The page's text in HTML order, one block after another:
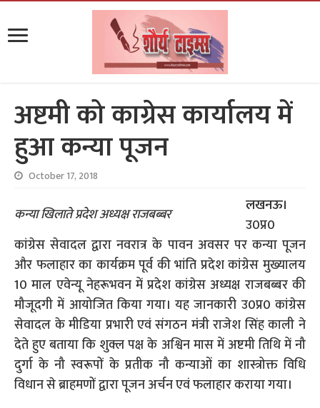
अष्टमी को काग्रेस कार्यालय में
हुआ कन्या पूजन
October 17, 2018
कन्या खिलाते प्रदेश अध्यक्ष राजबब्बर
लखनऊ।
उ0प्र0
कांग्रेस सेवादल द्वारा नवरात्र के पावन अवसर पर कन्या पूजन
और फलाहार का कार्यक्रम पूर्व की भांति प्रदेश कांग्रेस मुख्यालय
10 माल एवेन्यू नेहरूभवन में प्रदेश कांग्रेस अध्यक्ष राजबब्बर की
मौजूदगी में आयोजित किया गया। यह जानकारी उ0प्र0 कांग्रेस
सेवादल के मीडिया प्रभारी एवं संगठन मंत्री राजेश सिंह काली ने
देते हुए बताया कि शुक्ल पक्ष के अश्विन मास में अष्टमी तिथि में नौ
दुर्गा के नौ स्वरूपों के प्रतीक नौ कन्याओं का शास्त्रोक्त विधि
विधान से ब्राहमणों द्वारा पूजन अर्चन एवं फलाहार कराया गया।